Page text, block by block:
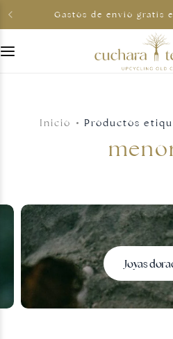
Gastos de envio gratis
Inicio Productos
Joyas
Para compartir
Tarjetas regalo